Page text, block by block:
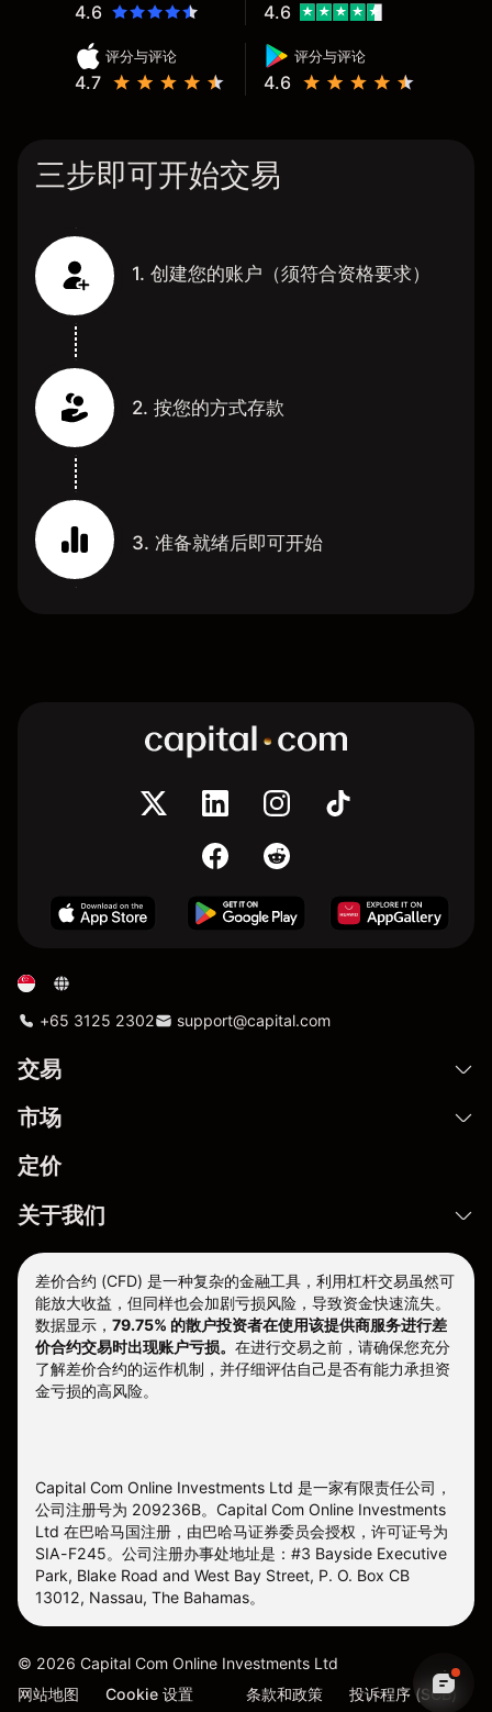
4.6
评分与评论
4.7
评分与评论
4.6
4.6
三步即可开始交易
1. 创建您的账户（须符合资格要求）
2. 按您的方式存款
3. 准备就绪后即可开始
+65 3125 2302 support@capital.com
交易
市场
定价
关于我们
差价合约 (CFD) 是一种复杂的金融工具，利用杠杆交易虽然可
能放大收益，但同样也会加剧亏损风险，导致资金快速流失。
数据显示， 79.75% 的散户投资者在使用该提供商服务进行差
价合约交易时出现账户亏损。 在进行交易之前，请确保您充分
了解差价合约的运作机制，并仔细评估自己是否有能力承担资
金亏损的高风险。
Capital Com Online Investments Ltd 是一家有限责任公司，
公司注册号为 209236B。Capital Com Online Investments
Ltd 在巴哈马国注册，由巴哈马证券委员会授权，许可证号为
SIA-F245。公司注册办事处地址是：#3 Bayside Executive
Park, Blake Road and West Bay Street, P. O. Box CB
13012, Nassau, The Bahamas。
© 2026 Capital Com Online Investments Ltd
网站地图
Cookie 设置 条款和政策 投诉程序 (SCB)